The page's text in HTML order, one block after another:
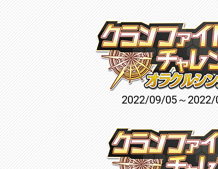
2022/09/05～